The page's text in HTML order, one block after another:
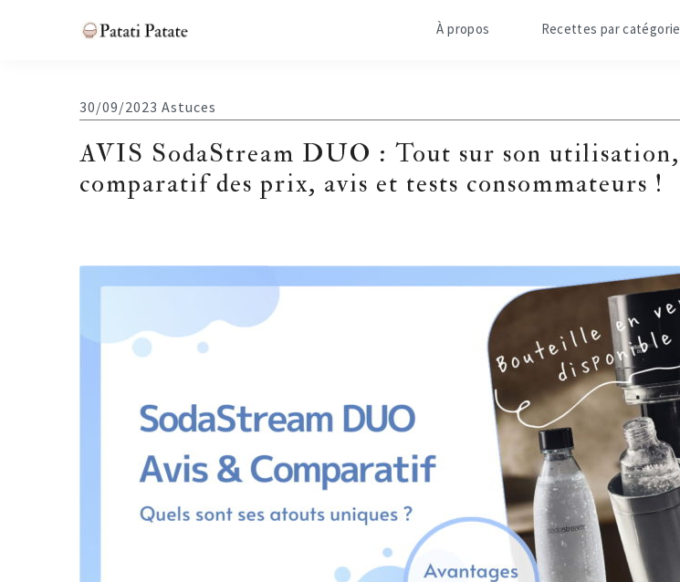
À propos Recettes par catégorie
30/09/2023 Astuces
AVIS SodaStream DUO : Tout sur son utilisation,
comparatif des prix, avis et tests consommateurs !